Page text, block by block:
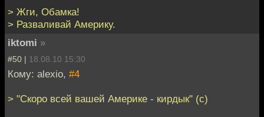
> Жги, Обамка!
> Разваливай Америку.
iktomi »
#50 | 18.08.10 15:30
Кому: alexio, #4
> "Скоро всей вашей Америке - кирдык" (с)